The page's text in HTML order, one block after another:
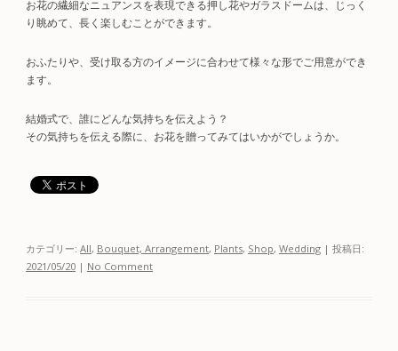
お花の繊細なニュアンスを表現できる押し花やガラスドームは、じっく
り眺めて、長く楽しむことができます。
おふたりや、受け取る方のイメージに合わせて様々な形でご用意ができ
ます。
結婚式で、誰にどんな気持ちを伝えよう？
その気持ちを伝える際に、お花を贈ってみてはいかがでしょうか。
カテゴリー: All, Bouquet, Arrangement, Plants, Shop, Wedding | 投稿日:
2021/05/20 | No Comment